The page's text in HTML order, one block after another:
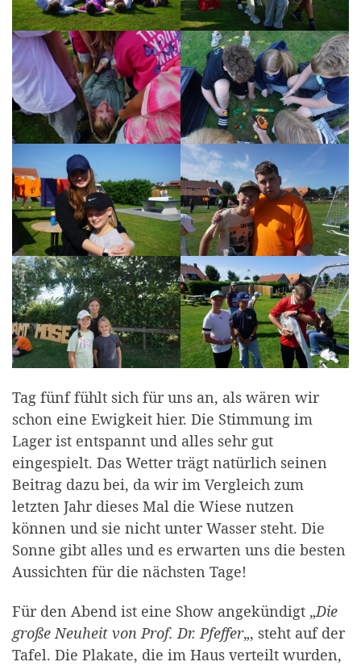
Tag fünf fühlt sich für uns an, als wären wir
schon eine Ewigkeit hier. Die Stimmung im
Lager ist entspannt und alles sehr gut
eingespielt. Das Wetter trägt natürlich seinen
Beitrag dazu bei, da wir im Vergleich zum
letzten Jahr dieses Mal die Wiese nutzen
können und sie nicht unter Wasser steht. Die
Sonne gibt alles und es erwarten uns die besten
Aussichten für die nächsten Tage!
Für den Abend ist eine Show angekündigt „Die
große Neuheit von Prof. Dr. Pfeffer„, steht auf der
Tafel. Die Plakate, die im Haus verteilt wurden,